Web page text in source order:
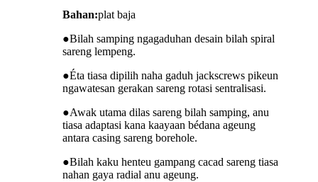
Bahan:plat baja
●Bilah samping ngagaduhan desain bilah spiral
sareng lempeng.
●Éta tiasa dipilih naha gaduh jackscrews pikeun
ngawatesan gerakan sareng rotasi sentralisasi.
●Awak utama dilas sareng bilah samping, anu
tiasa adaptasi kana kaayaan bédana ageung
antara casing sareng borehole.
●Bilah kaku henteu gampang cacad sareng tiasa
nahan gaya radial anu ageung.